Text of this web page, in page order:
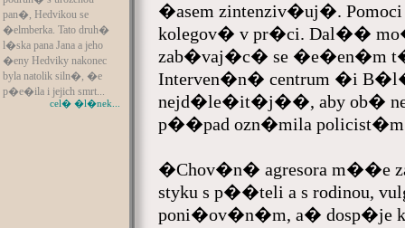
pan�, Hedvikou se
�elmberka. Tato druh�
l�ska pana Jana a jeho
�eny Hedviky nakonec
byla natolik siln�, �e
p�e�ila i jejich smrt...
cel� �l�nek...
�asem zintenziv�uj�.
kolegov� v pr�ci. Dal��
zab�vaj�c� se �e�en�m
Interven�n� centrum �i
nejd�le�it�j��, aby ob�
p��pad ozn�mila
�Chov�n� agresora m��e
styku s p��teli a s rodinou,
poni�ov�n�m, a� dosp�je